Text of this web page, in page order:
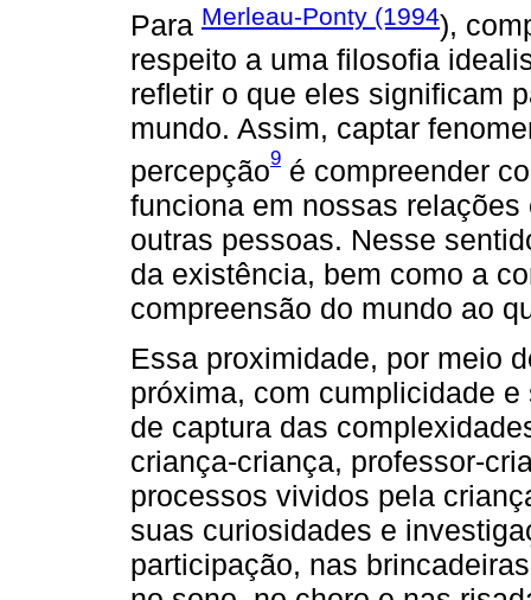
Para Merleau-Ponty (1994),
respeito a uma filosofia
refletir o que eles significam
mundo. Assim, captar
percepção9 é compreender
funciona em nossas
outras pessoas. Nesse
da existência, bem como a
compreensão do mundo ao
Essa proximidade, por meio
próxima, com cumplicidade
de captura das
criança-criança, professor-
processos vividos pela
suas curiosidades e
participação, nas